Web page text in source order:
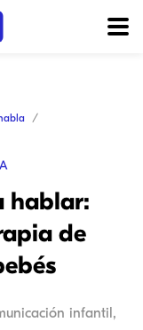
hablar:
de
infantil,